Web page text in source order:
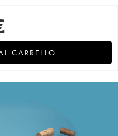
CARRELLO